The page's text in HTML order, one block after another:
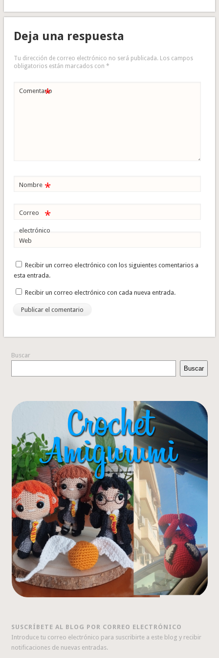
Deja una respuesta
Tu dirección de correo electrónico no será publicada. Los campos
obligatorios están marcados con *
Comentario
*
Nombre *
Correo
electrónico
*
Web
Recibir un correo electrónico con los siguientes comentarios a
esta entrada.
Recibir un correo electrónico con cada nueva entrada.
Buscar
Buscar
SUSCRÍBETE AL BLOG POR CORREO ELECTRÓNICO
Introduce tu correo electrónico para suscribirte a este blog y recibir
notificaciones de nuevas entradas.